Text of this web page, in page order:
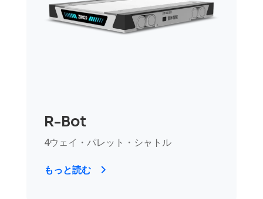
R-Bot
4ウェイ・パレット・シャトル
もっと読む